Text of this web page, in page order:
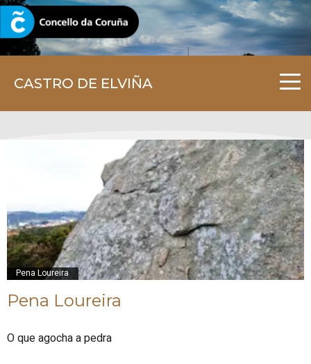
CASTRO DE ELVIÑA
CORUNA.GAL
Pena Loureira
Pena Loureira
O que agocha a pedra